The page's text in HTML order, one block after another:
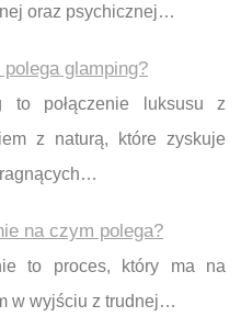
oraz psychicznej…
glamping?
to połączenie luksusu z
z naturą, które zyskuje
na czym polega?
to proces, który ma na
w wyjściu z trudnej…